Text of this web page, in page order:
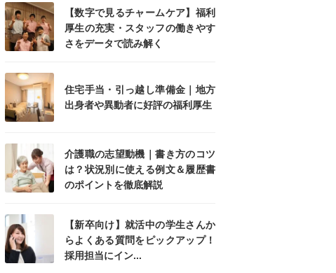
【数字で見るチャームケア】福利
厚生の充実・スタッフの働きやす
さをデータで読み解く
住宅手当・引っ越し準備金｜地方
出身者や異動者に好評の福利厚生
介護職の志望動機｜書き方のコツ
は？状況別に使える例文＆履歴書
のポイントを徹底解説
【新卒向け】就活中の学生さんか
らよくある質問をピックアップ！
採用担当にイン...